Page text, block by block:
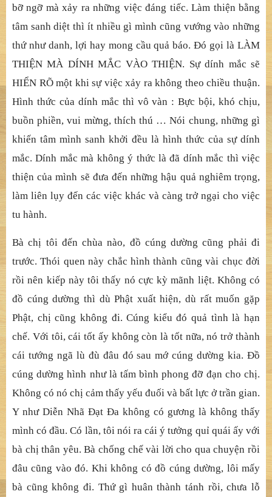
bỡ ngỡ mà xảy ra những việc đáng tiếc. Làm thiện bằng
tâm sanh diệt thì ít nhiều gì mình cũng vướng vào những
thứ như danh, lợi hay mong cầu quả báo. Đó gọi là LÀM
THIỆN MÀ DÍNH MẮC VÀO THIỆN. Sự dính mắc sẽ
HIỂN RÕ một khi sự việc xảy ra không theo chiều thuận.
Hình thức của dính mắc thì vô vàn : Bực bội, khó chịu,
buồn phiền, vui mừng, thích thú … Nói chung, những gì
khiến tâm mình sanh khởi đều là hình thức của sự dính
mắc. Dính mắc mà không ý thức là đã dính mắc thì việc
thiện của mình sẽ đưa đến những hậu quả nghiêm trọng,
làm liên lụy đến các việc khác và càng trở ngại cho việc
tu hành.
Bà chị tôi đến chùa nào, đồ cúng dường cũng phải đi
trước. Thói quen này chắc hình thành cũng vài chục đời
rồi nên kiếp này tôi thấy nó cực kỳ mãnh liệt. Không có
đồ cúng dường thì dù Phật xuất hiện, dù rất muốn gặp
Phật, chị cũng không đi. Cúng kiểu đó quả tình là hạn
chế. Với tôi, cái tốt ấy không còn là tốt nữa, nó trở thành
cái tướng ngã lù đù đâu đó sau mớ cúng dường kia. Đồ
cúng dường hình như là tấm bình phong đỡ đạn cho chị.
Không có nó chị cảm thấy yếu đuối và bất lực ở trần gian.
Y như Diễn Nhã Đạt Đa không có gương là không thấy
mình có đầu. Có lần, tôi nói ra cái ý tưởng quỉ quái ấy với
bà chị thân yêu. Bà chống chế vài lời cho qua chuyện rồi
đâu cũng vào đó. Khi không có đồ cúng dường, lôi mấy
bà cũng không đi. Thứ gì huân thành tánh rồi, chưa lỗ